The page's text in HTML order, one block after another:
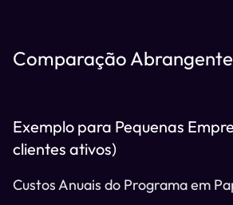
Comparação
Exemplo para Pequenas
clientes ativos)
Custos Anuais do Programa em